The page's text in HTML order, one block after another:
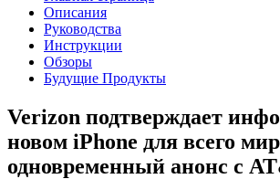
Описания
Руководства
Инструкции
Обзоры
Будущие Продукты
Verizon подтверждает
новом iPhone для всего
одновременный анонс с